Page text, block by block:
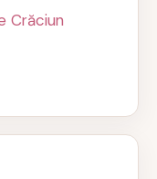
Crăciun